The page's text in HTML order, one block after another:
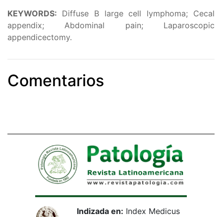
KEYWORDS: Diffuse B large cell lymphoma; Cecal
appendix; Abdominal pain; Laparoscopic
appendicectomy.
Comentarios
Indizada en: Index Medicus